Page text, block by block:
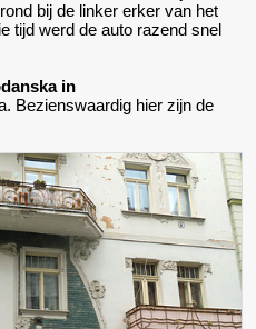
bij de linker erker van het
tijd werd de auto razend snel
in
Bezienswaardig hier zijn de